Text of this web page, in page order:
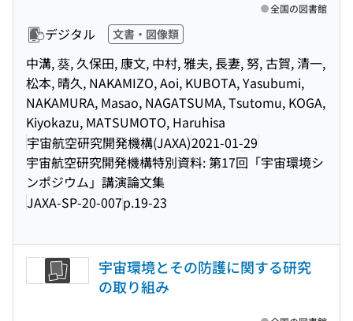
デジタル 文書・図像類
中溝, 葵, 久保田, 康文, 中村, 雅夫, 長妻, 努, 古賀, 清一,
松本, 晴久, NAKAMIZO, Aoi, KUBOTA, Yasubumi,
NAKAMURA, Masao, NAGATSUMA, Tsutomu, KOGA,
Kiyokazu, MATSUMOTO, Haruhisa
宇宙航空研究開発機構(JAXA)2021-01-29
宇宙航空研究開発機構特別資料: 第17回「宇宙環境シ
ンポジウム」講演論文集
JAXA-SP-20-007p.19-23
全国の図書館
宇宙環境とその防護に関する研究
の取り組み